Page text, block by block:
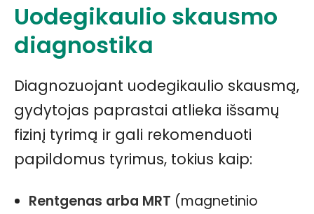
Uodegikaulio skausmo
diagnostika
Diagnozuojant uodegikaulio skausmą,
gydytojas paprastai atlieka išsamų
fizinį tyrimą ir gali rekomenduoti
papildomus tyrimus, tokius kaip:
Rentgenas arba MRT (magnetinio